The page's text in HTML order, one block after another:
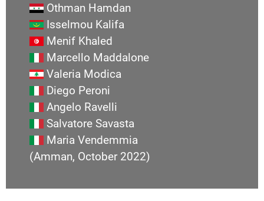
Othman Hamdan
Isselmou Kalifa
Menif Khaled
Marcello Maddalone
Valeria Modica
Diego Peroni
Angelo Ravelli
Salvatore Savasta
Maria Vendemmia
(Amman, October 2022)